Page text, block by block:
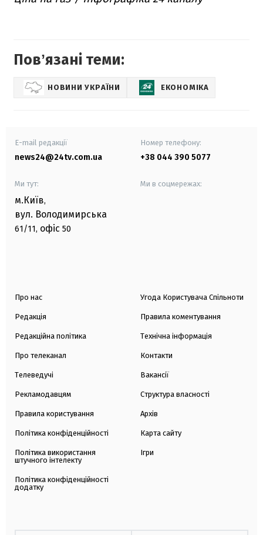
Повʼязані теми:
НОВИНИ УКРАЇНИ ЕКОНОМІКА
E-mail редакції
news24@24tv.com.ua
Номер телефону:
+38 044 390 5077
Ми тут:
м.Київ,
вул. Володимирська
61/11, офіс 50
Ми в соцмережах:
Про нас
Редакція
Редакційна політика
Про телеканал
Телеведучі
Рекламодавцям
Правила користування
Політика конфіденційності
Політика використання
штучного інтелекту
Політика конфіденційності
додатку
Угода Користувача Спільноти
Правила коментування
Технічна інформація
Контакти
Вакансії
Структура власності
Архів
Карта сайту
Ігри